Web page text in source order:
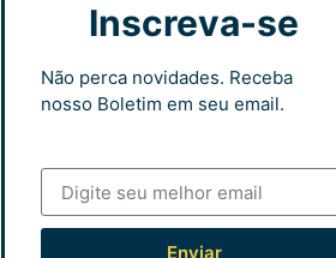
Inscreva-se
Não perca novidades. Receba
nosso Boletim em seu email.
Enviar